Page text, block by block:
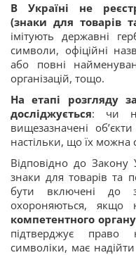
В Україні не
(знаки для товарів
імітують державні
символи, офіційні
або повні
організацій, тощо.
На етапі розгляду
досліджується: чи
вищезазначені
настільки, що їх можна
Відповідно до
знаки для товарів та
бути включені до
охороняються,
компетентного органу
підтверджує право
символіки, має